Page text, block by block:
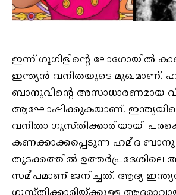
ഇന്ന് ഗൂഗിളിന്റെ ലോഗോയിൽ
ഇന്ത്യൻ വനിതയുടെ മുഖമാണ്.
ബാനുവിൻ്റെ അസാധാരണമായ
ആഘോഷിക്കുകയാണ്.
വനിതാ ഗുസ്തിക്കാരിയായി
കണക്കാക്കപ്പെടുന്ന ഹമീദ ബാനു
തുടക്കത്തിൽ ഉത്തർപ്രദേശിലെ
സമീപമാണ് ജനിച്ചത്. ആദ്യ